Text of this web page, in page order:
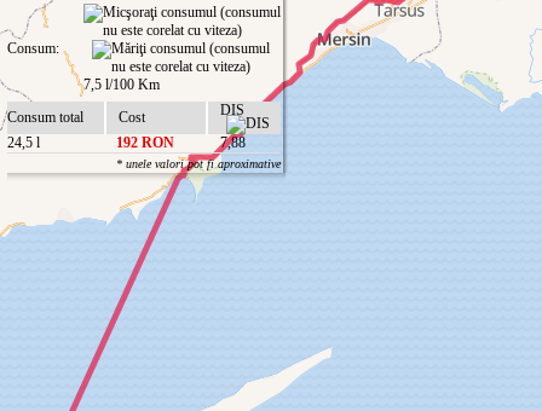
Consum:
7,5 l/100 Km
Consum total
Cost
DIS
24,5 l
192 RON 7,88
* unele valori pot fi aproximative